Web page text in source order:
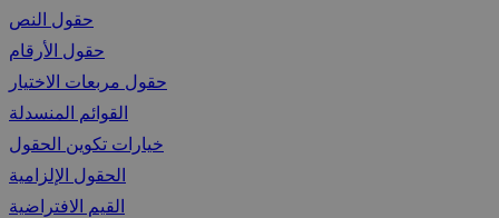
حقول النص
حقول الأرقام
حقول مربعات الاختيار
القوائم المنسدلة
خيارات تكوين الحقول
الحقول الإلزامية
القيم الافتراضية